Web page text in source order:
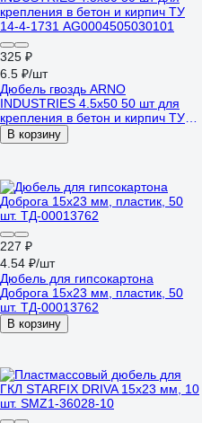
325 ₽
6.5 ₽/шт
Дюбель гвоздь ARNO
INDUSTRIES 4.5х50 50 шт для
крепления в бетон и кирпич ТУ
14-4-1731 AG0004505030101
В корзину
227 ₽
4.54 ₽/шт
Дюбель для гипсокартона
Доброга 15x23 мм, пластик, 50
шт. ТД-00013762
В корзину